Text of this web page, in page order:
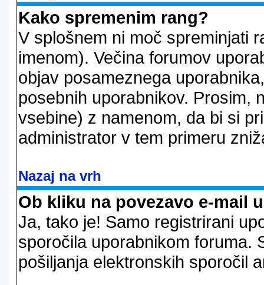
Kako spremenim rang?
V splošnem ni moč spreminjati
imenom). Večina forumov
objav posameznega
posebnih uporabnikov. Prosim,
vsebine) z namenom, da bi si
administrator v tem primeru
Nazaj na vrh
Ob kliku na povezavo e-mail
Ja, tako je! Samo registrirani
sporočila uporabnikom foruma.
pošiljanja elektronskih sporočil